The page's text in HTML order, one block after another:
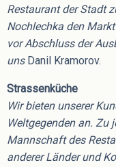
Restaurant der Stadt
Nochlechka den
vor Abschluss der
unsDanil Kramorov.
Strassenküche
Wir bieten unserer
Weltgegenden an. Zu
Mannschaft des
anderer Länder und